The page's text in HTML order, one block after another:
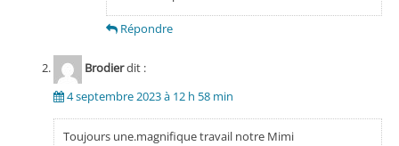
Répondre
Brodierdit :
4 septembre 2023 à 12 h 58 min
Toujours une.magnifique travail notre Mimi